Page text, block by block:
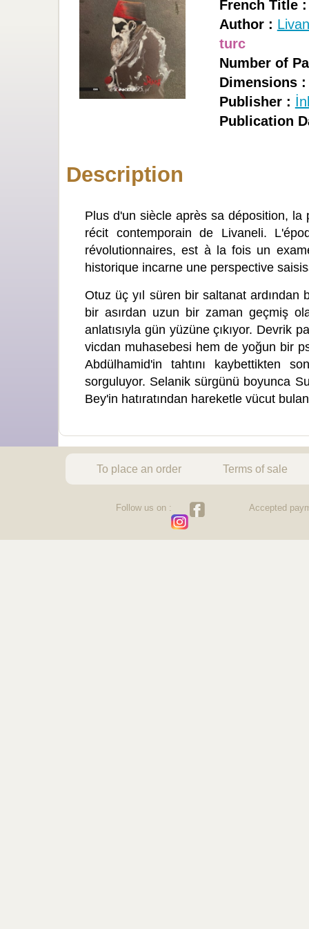
French Title :
Author :
turc
Number of
Dimensions :
Publisher :
Publication
Description
Plus d'un siècle après sa déposition,
récit contemporain de Livaneli.
révolutionnaires, est à la fois un
historique incarne une perspective
Otuz üç yıl süren bir saltanat ardından
bir asırdan uzun bir zaman geçmiş
anlatısıyla gün yüzüne çıkıyor. Devrik
vicdan muhasebesi hem de yoğun bir
Abdülhamid'in tahtını kaybettikten
sorguluyor. Selanik sürgünü boyunca
Bey'in hatıratından hareketle vücut
To place an order Terms of sale
Follow us on : Accepted